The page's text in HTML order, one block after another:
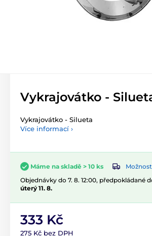
Vykrajovátko -
Vykrajovátko - Silueta
Více informací ›
Máme na skladě > 10 ks
Objednávky do 7. 8. 12:00, předpokládané
úterý 11. 8.
333 Kč
275 Kč bez DPH